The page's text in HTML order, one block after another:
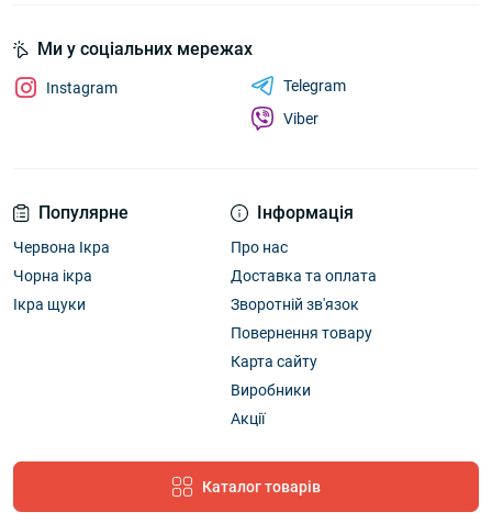
Популярне
Червона Ікра
Чорна ікра
Ікра щуки
Інформація
Про нас
Доставка та оплата
Зворотній зв'язок
Повернення товару
Карта сайту
Виробники
Акції
Каталог товарів
Ми у соціальних мережах
Instagram
Telegram
Viber